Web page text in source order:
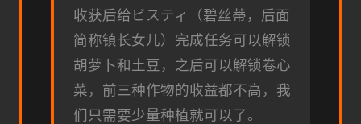
收获后给ビスティ（碧丝蒂，后面
简称镇长女儿）完成任务可以解锁
胡萝卜和土豆，之后可以解锁卷心
菜，前三种作物的收益都不高，我
们只需要少量种植就可以了。